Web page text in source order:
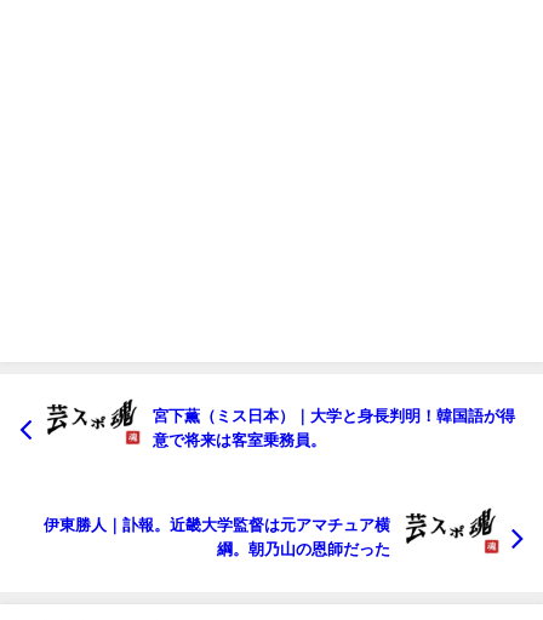
宮下薫（ミス日本）｜大学と身長判明！韓国語が得
意で将来は客室乗務員。
伊東勝人｜訃報。近畿大学監督は元アマチュア横
綱。朝乃山の恩師だった